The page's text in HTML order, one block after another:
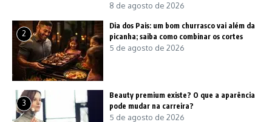
8 de agosto de 2026
2
Dia dos Pais: um bom churrasco vai além da
picanha; saiba como combinar os cortes
5 de agosto de 2026
3
Beauty premium existe? O que a aparência
pode mudar na carreira?
5 de agosto de 2026